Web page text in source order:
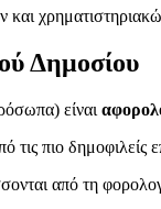
Δημοσίου
είναι
πιο δημοφιλείς
από τη